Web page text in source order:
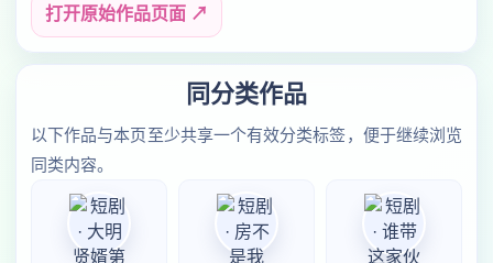
打开原始作品页面 ↗
同分类作品
以下作品与本页至少共享一个有效分类标签，便于继续浏览
同类内容。